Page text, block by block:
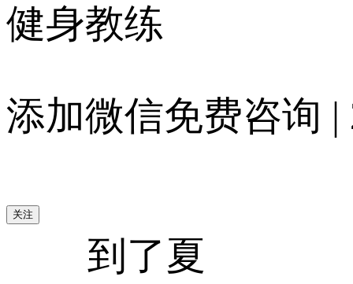
健身教练
添加微信免费咨询 |
到了夏